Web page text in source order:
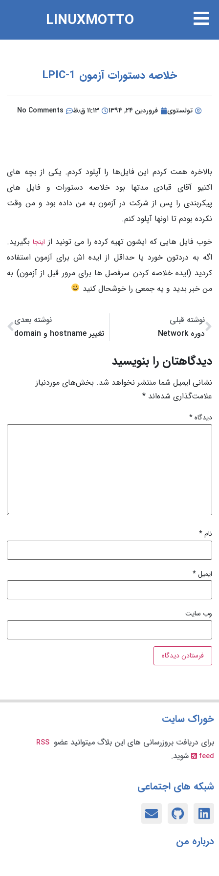
LINUXMOTTO
خلاصه دستورات آزمون LPIC-1
تولستوی فروردین ۲۴, ۱۳۹۴ ۱۱:۱۳ ق٫ظ No Comments
بالاخره همت کردم این فایل‌ها را آپلود کردم. یکی از بچه های
اکتیو آقای قبادی مدتها بود خلاصه دستورات و فایل های
پیکربندی را پس از شرکت در آزمون به من داده بود و من وقت
نکرده بودم تا اونها آپلود کنم.
خوب فایل هایی که ایشون تهیه کرده را می تونید از اینجابگیرید.
اگه به دردتون خورد یا حداقل از ایده اش برای آزمون استفاده
کردید (ایده خلاصه کردن سرفصل ها برای مرور قبل از آزمون) به
من خبر بدید و یه جمعی را خوشحال کنید
نوشته قبلی
دوره Network
نوشته بعدی
تغییر hostname و domain
دیدگاهتان را بنویسید
نشانی ایمیل شما منتشر نخواهد شد. بخش‌های موردنیاز
علامت‌گذاری شده‌اند*
دیدگاه*
نام*
ایمیل*
وب‌ سایت
خوراک سایت
برای دریافت بروزرسانی های این بلاگ میتوانید عضو RSS
feed
شوید.
شبکه های اجتماعی
درباره من